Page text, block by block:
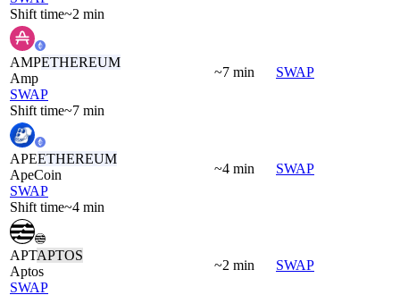
Shift time~2 min
AMPETHEREUM
Amp
SWAP
Shift time~7 min
~7 min SWAP
APEETHEREUM
ApeCoin
SWAP
Shift time~4 min
~4 min SWAP
APTAPTOS
Aptos
SWAP
~2 min SWAP